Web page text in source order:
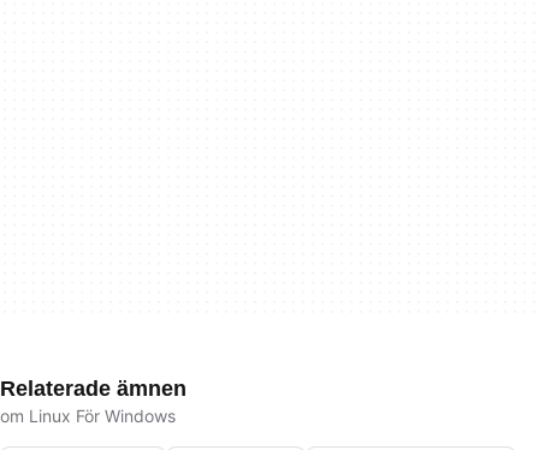
Relaterade ämnen
om Linux För Windows